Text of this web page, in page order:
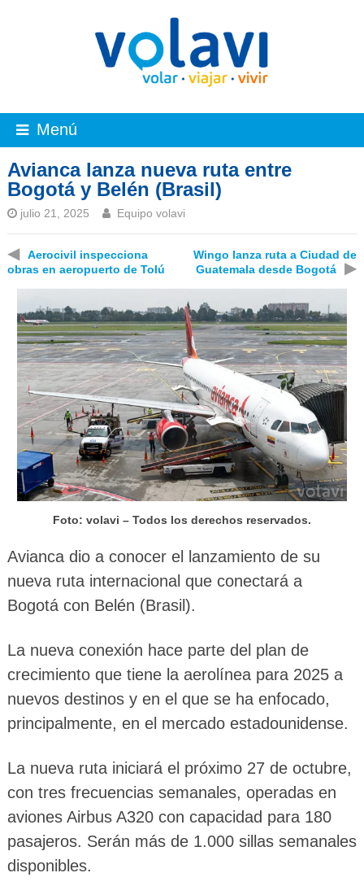
Menú
Avianca lanza nueva ruta entre
Bogotá y Belén (Brasil)
julio 21, 2025 Equipo volavi
◀
Aerocivil inspecciona
obras en aeropuerto de Tolú
Wingo lanza ruta a Ciudad de
Guatemala desde Bogotá
▶
Foto: volavi – Todos los derechos reservados.
Avianca dio a conocer el lanzamiento de su
nueva ruta internacional que conectará a
Bogotá con Belén (Brasil).
La nueva conexión hace parte del plan de
crecimiento que tiene la aerolínea para 2025 a
nuevos destinos y en el que se ha enfocado,
principalmente, en el mercado estadounidense.
La nueva ruta iniciará el próximo 27 de octubre,
con tres frecuencias semanales, operadas en
aviones Airbus A320 con capacidad para 180
pasajeros. Serán más de 1.000 sillas semanales
disponibles.